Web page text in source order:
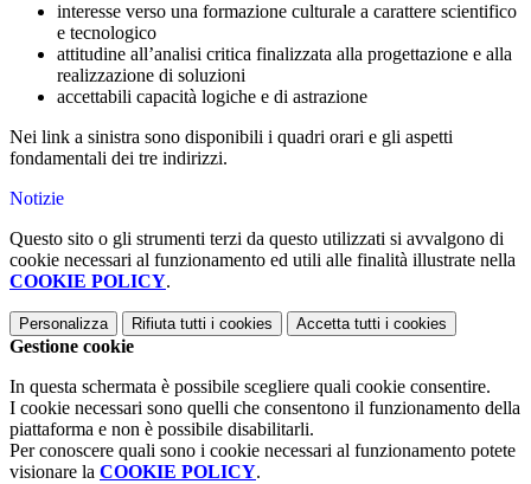
interesse verso una formazione culturale a carattere scientifico
e tecnologico
attitudine all’analisi critica finalizzata alla progettazione e alla
realizzazione di soluzioni
accettabili capacità logiche e di astrazione
Nei link a sinistra sono disponibili i quadri orari e gli aspetti
fondamentali dei tre indirizzi.
Notizie
Questo sito o gli strumenti terzi da questo utilizzati si avvalgono di
cookie necessari al funzionamento ed utili alle finalità illustrate nella
COOKIE POLICY.
Personalizza Rifiuta tutti i cookies Accetta tutti i cookies
Gestione cookie
In questa schermata è possibile scegliere quali cookie consentire.
I cookie necessari sono quelli che consentono il funzionamento della
piattaforma e non è possibile disabilitarli.
Per conoscere quali sono i cookie necessari al funzionamento potete
visionare la COOKIE POLICY.